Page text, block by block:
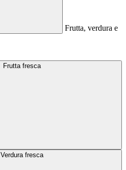
Frutta, verdura e
Frutta fresca
Verdura fresca